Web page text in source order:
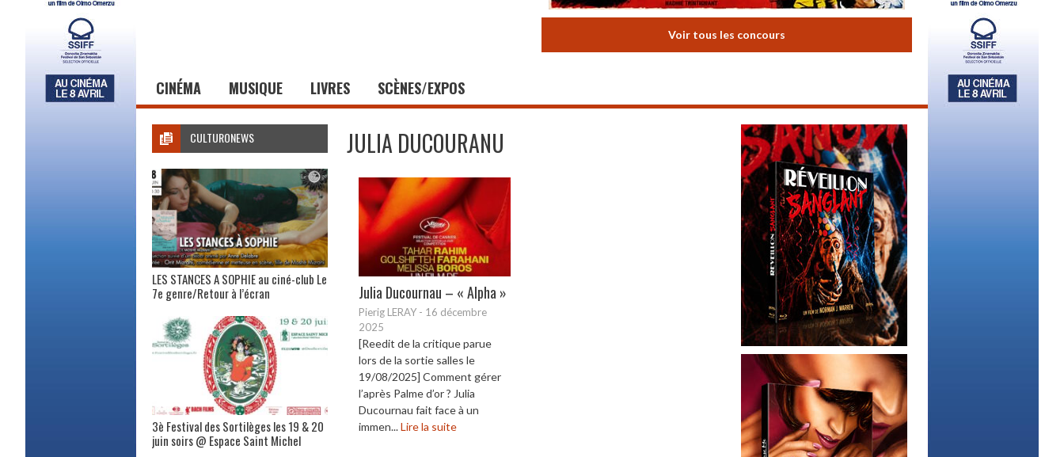
Voir tous les concours
CINÉMA MUSIQUE LIVRES SCÈNES/EXPOS
JULIA DUCOURANU
Julia Ducournau – « Alpha »
Pierig LERAY - 16 décembre
2025
[Reedit de la critique parue
lors de la sortie salles le
19/08/2025] Comment gérer
l’après Palme d’or ? Julia
Ducournau fait face à un
immen...Lire la suite
CULTURONEWS
LES STANCES A SOPHIE au ciné-club Le
7e genre/Retour à l’écran
3è Festival des Sortilèges les 19 & 20
juin soirs @ Espace Saint Michel